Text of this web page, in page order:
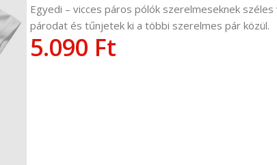
Egyedi – vicces páros pólók szerelmeseknek
párodat és tűnjetek ki a többi szerelmes pár közül.
5.090 Ft